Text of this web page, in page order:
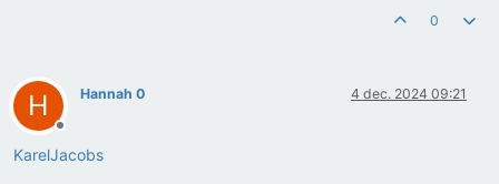
0
H
Offline
Hannah 0 4 dec. 2024 09:21
KarelJacobs